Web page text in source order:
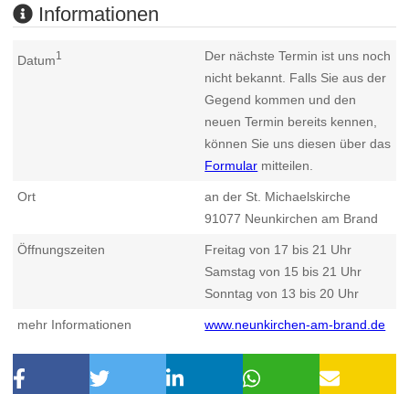
Informationen
Datum1
Der nächste Termin ist uns noch
nicht bekannt. Falls Sie aus der
Gegend kommen und den
neuen Termin bereits kennen,
können Sie uns diesen über das
Formular mitteilen.
Ort
an der St. Michaelskirche
91077 Neunkirchen am Brand
Öffnungszeiten
Freitag von 17 bis 21 Uhr
Samstag von 15 bis 21 Uhr
Sonntag von 13 bis 20 Uhr
mehr Informationen www.neunkirchen-am-brand.de